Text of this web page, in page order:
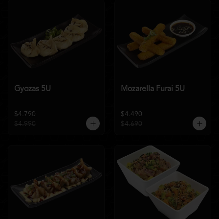
Gyozas 5U
$4.790
$4.990
Mozarella Furai 5U
$4.490
$4.690